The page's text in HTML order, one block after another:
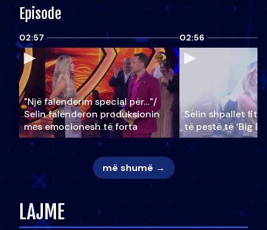
Episode
02:57
"Një falenderim special për…"/
Selin falënderon produksionin
mes emocionesh të forta
02:56
Selin shpallet
të pestë të ‘Big
më shumë →
LAJME